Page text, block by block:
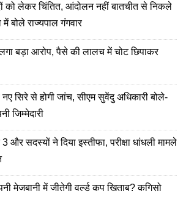
को लेकर चिंतित, आंदोलन नहीं बातचीत से निकले
बोले राज्यपाल गंगवार
लगा बड़ा आरोप, पैसे की लालच में चोट छिपाकर
सिरे से होगी जांच, सीएम सुवेंदु अधिकारी बोले-
जिम्मेदारी
सदस्यों ने दिया इस्तीफा, परीक्षा धांधली मामले
मेजबानी में जीतेगी वर्ल्ड कप खिताब? कगिसो